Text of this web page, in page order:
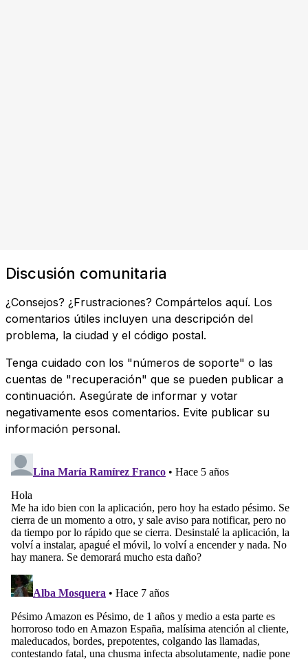
Discusión comunitaria
¿Consejos? ¿Frustraciones? Compártelos aquí. Los
comentarios útiles incluyen una descripción del
problema, la ciudad y el código postal.
Tenga cuidado con los "números de soporte" o las
cuentas de "recuperación" que se pueden publicar a
continuación. Asegúrate de informar y votar
negativamente esos comentarios. Evite publicar su
información personal.